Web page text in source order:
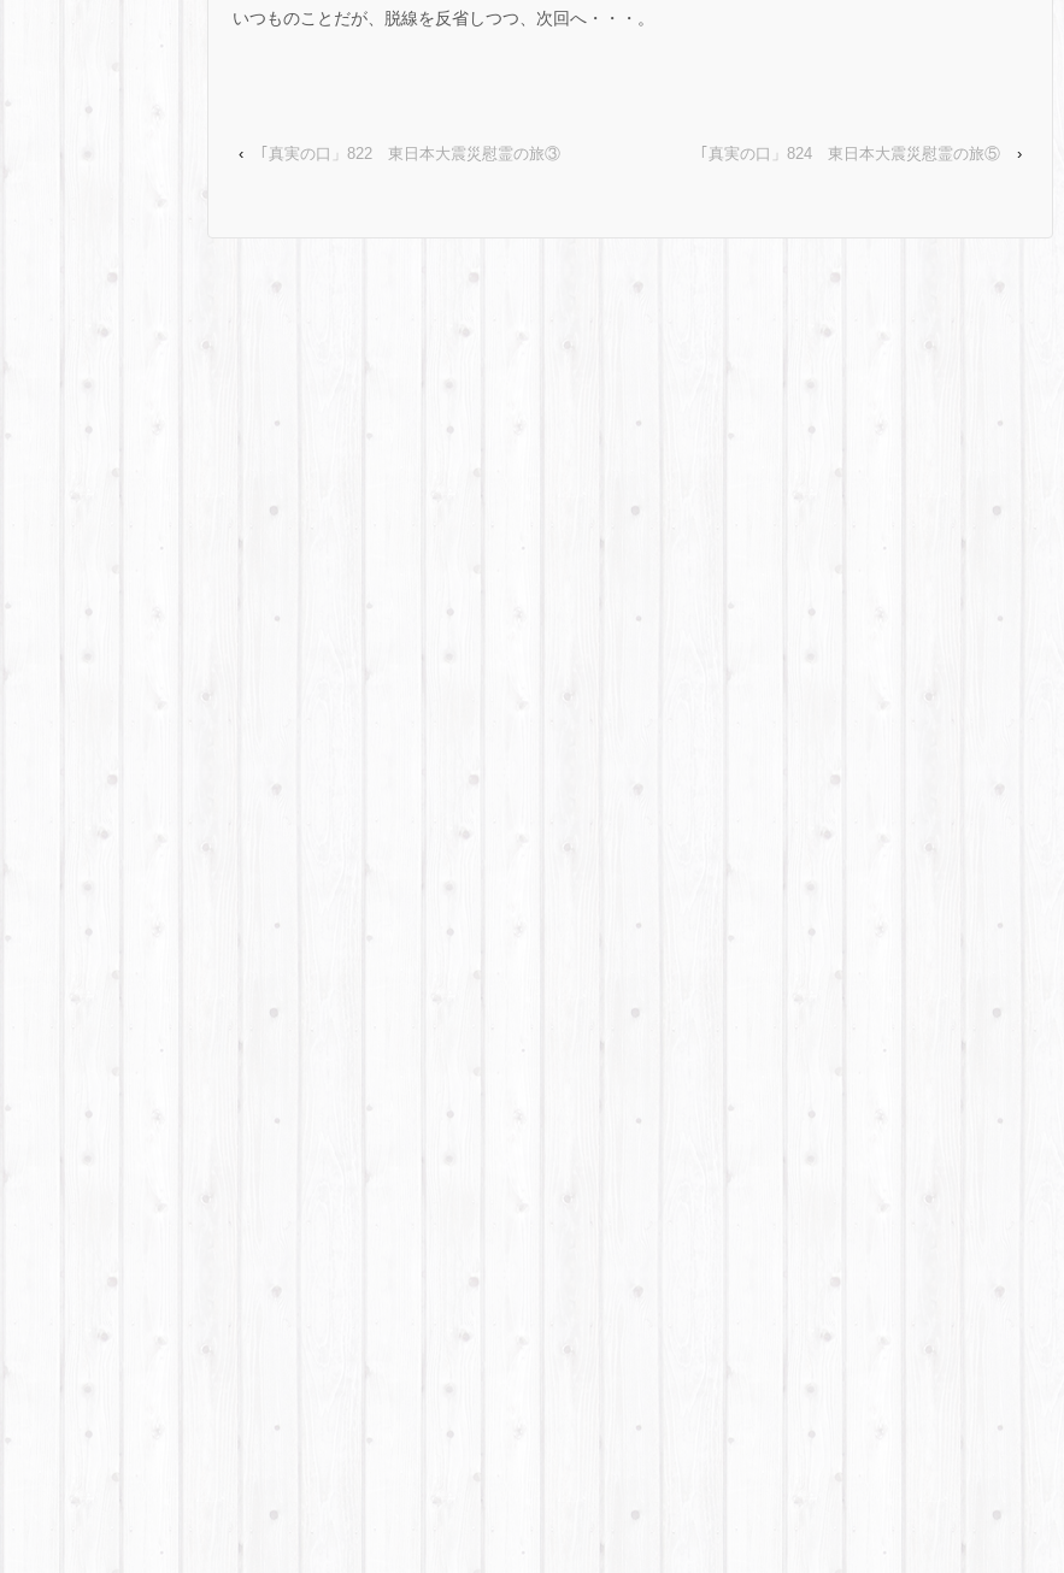
いつものことだが、脱線を反省しつつ、次回へ・・・。
‹ ｢真実の口」822 東日本大震災慰霊の旅③ ｢真実の口」824 東日本大震災慰霊の旅⑤ ›